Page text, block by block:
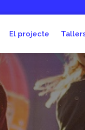
El projecte